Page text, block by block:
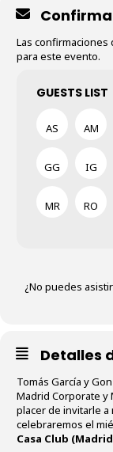
Las confirmaciones
para este evento.
GUESTS LIST
AS AM
GG IG
MR RO
¿No puedes
Detalles
Tomás García y
Madrid Corporate y
placer de invitarle
celebraremos el
Casa Club